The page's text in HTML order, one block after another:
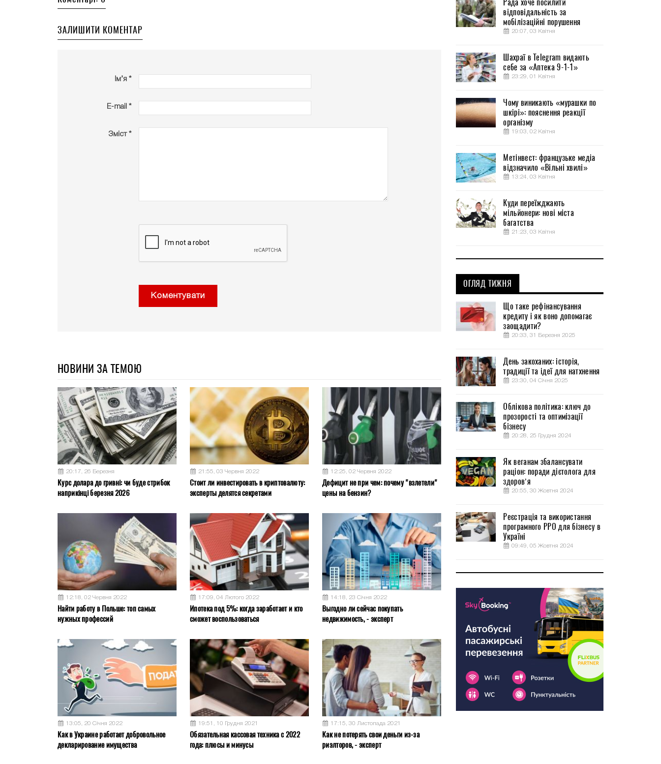
ЗАЛИШИТИ КОМЕНТАР
Ім’я *
E-mail *
Зміст *
Коментувати
НОВИНИ ЗА ТЕМОЮ
20:17, 26 Березня
Курс долара до гривні: чи буде стрибок
наприкінці березня 2026
21:55, 03 Червня 2022
Стоит ли инвестировать в криптовалюту:
эксперты делятся секретами
12:25, 02 Червня 2022
Дефицит не при чем: почему "взлетели"
цены на бензин?
12:18, 02 Червня 2022
Найти работу в Польше: топ самых
нужных профессий
17:09, 04 Лютого 2022
Ипотека под 5%: когда заработает и кто
сможет воспользоваться
14:18, 23 Січня 2022
Выгодно ли сейчас покупать
недвижимость, - эксперт
13:05, 20 Січня 2022
Как в Украине работает добровольное
декларирование имущества
19:51, 10 Грудня 2021
Обязательная кассовая техника с 2022
года: плюсы и минусы
17:15, 30 Листопада 2021
Как не потерять свои деньги из-за
риэлторов, - эксперт
Рада хоче посилити
відповідальність за
мобілізаційні порушення
20:07, 03 Квітня
Шахраї в Telegram видають
себе за «Аптека 9-1-1»
23:29, 01 Квітня
Чому виникають «мурашки по
шкірі»: пояснення реакції
організму
19:03, 02 Квітня
Метінвест: французьке медіа
відзначило «Вільні хвилі»
13:24, 03 Квітня
Куди переїжджають
мільйонери: нові міста
багатства
21:23, 03 Квітня
ОГЛЯД ТИЖНЯ
Що таке рефінансування
кредиту і як воно допомагає
заощадити?
20:33, 31 Березня 2025
День закоханих: історія,
традиції та ідеї для натхнення
23:30, 04 Січня 2025
Облікова політика: ключ до
прозорості та оптимізації
бізнесу
20:28, 25 Грудня 2024
Як веганам збалансувати
раціон: поради дієтолога для
здоров’я
20:55, 30 Жовтня 2024
Реєстрація та використання
програмного РРО для бізнесу в
Україні
09:49, 05 Жовтня 2024